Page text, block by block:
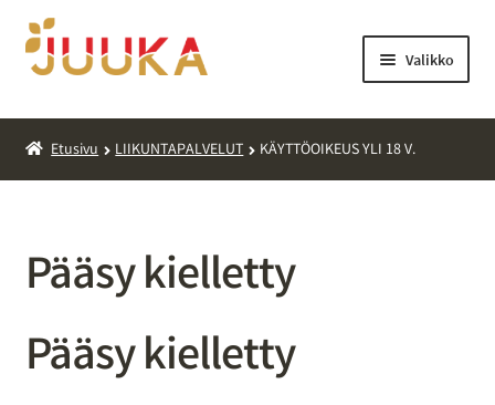
Valikko
LIIKUNTAPALVELUT
Etusivu LIIKUNTAPALVELUT KÄYTTÖOIKEUS YLI 18 V.
Pääsy kielletty
Pääsy kielletty